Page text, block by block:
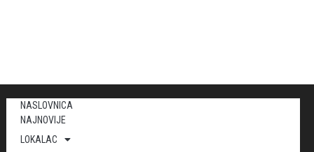
NASLOVNICA
NAJNOVIJE
LOKALAC